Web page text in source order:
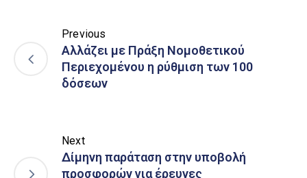
Previous
Aλλάζει με Πράξη Νομοθετικού
Περιεχομένου η ρύθμιση των 100
δόσεων
Next
Δίμηνη παράταση στην υποβολή
προσφορών για έρευνες